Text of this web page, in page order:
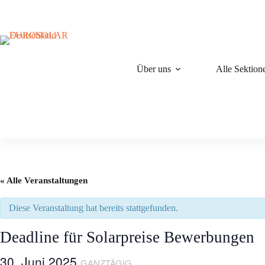
Über uns Alle
« Alle Veranstaltungen
Diese Veranstaltung hat bereits stattgefunden.
Deadline für Solarpreise Bewerbungen
30. Juni 2025